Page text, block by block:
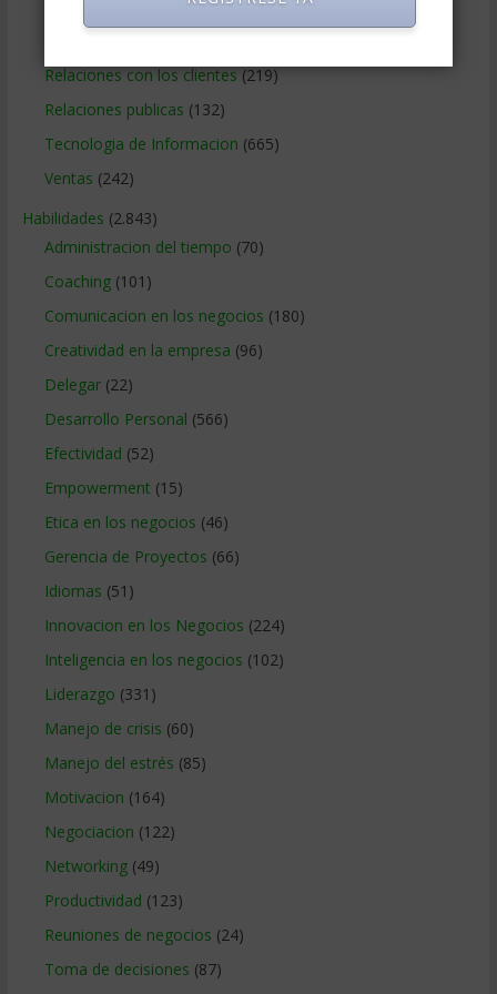
Relaciones con los clientes (219)
Relaciones publicas (132)
Tecnologia de Informacion (665)
Ventas (242)
Habilidades (2.843)
Administracion del tiempo (70)
Coaching(101)
Comunicacion en los negocios (180)
Creatividad en la empresa (96)
Delegar(22)
Desarrollo Personal (566)
Efectividad (52)
Empowerment (15)
Etica en los negocios (46)
Gerencia de Proyectos (66)
Idiomas (51)
Innovacion en los Negocios (224)
Inteligencia en los negocios (102)
Liderazgo (331)
Manejo de crisis (60)
Manejo del estrés (85)
Motivacion (164)
Negociacion (122)
Networking(49)
Productividad (123)
Reuniones de negocios (24)
Toma de decisiones (87)